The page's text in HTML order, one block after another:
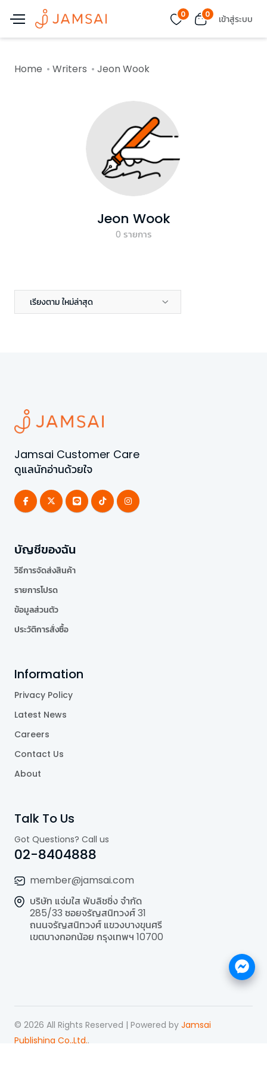
0 0 เข้าสู่ระบบ
Home Writers Jeon Wook
Jeon Wook
0 รายการ
เรียงตาม ใหม่ล่าสุด
Jamsai Customer Care
ดูแลนักอ่านด้วยใจ
บัญชีของฉัน
วิธีการจัดส่งสินค้า
รายการโปรด
ข้อมูลส่วนตัว
ประวัติการสั่งซื้อ
Information
Privacy Policy
Latest News
Careers
Contact Us
About
Talk To Us
Got Questions? Call us
02-8404888
member@jamsai.com
บริษัท แจ่มใส พับลิชชิ่ง จำกัด
285/33 ซอยจรัญสนิทวงศ์ 31
ถนนจรัญสนิทวงศ์ แขวงบางขุนศรี
เขตบางกอกน้อย กรุงเทพฯ 10700
© 2026 All Rights Reserved | Powered by Jamsai
Publishing Co.,Ltd..